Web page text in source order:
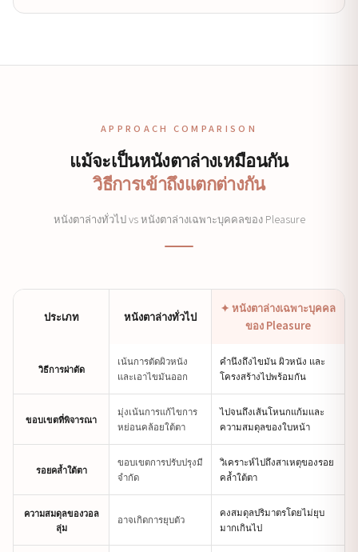
APPROACH COMPARISON
แม้จะเป็นหนังตาล่างเหมือนกัน
วิธีการเข้าถึงแตกต่างกัน
หนังตาล่างทั่วไป vs หนังตาล่างเฉพาะบุคคลของ Pleasure
ประเภท หนังตาล่างทั่วไป
✦ หนังตาล่างเฉพาะบุคคล
ของ Pleasure
วิธีการผ่าตัด
เน้นการตัดผิวหนัง
และเอาไขมันออก
คำนึงถึงไขมัน ผิวหนัง และ
โครงสร้างไปพร้อมกัน
ขอบเขตที่พิจารณา
มุ่งเน้นการแก้ไขการ
หย่อนคล้อยใต้ตา
ไปจนถึงเส้นโหนกแก้มและ
ความสมดุลของใบหน้า
รอยคล้ำใต้ตา
ขอบเขตการปรับปรุงมี
จำกัด
วิเคราะห์ไปถึงสาเหตุของรอย
คล้ำใต้ตา
ความสมดุลของวอล
ลุ่ม
อาจเกิดการยุบตัว
คงสมดุลปริมาตรโดยไม่ยุบ
มากเกินไป